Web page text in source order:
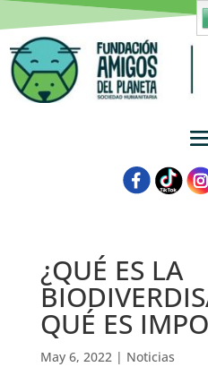
¿QUÉ ES LA
QUÉ ES
May 6, 2022| Noticias